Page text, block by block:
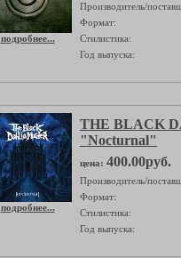
подробнее...
Производитель/
Формат:
Стилистика:
Год выпуска:
подробнее...
THE BLACK
"Nocturnal"
цена: 400.00руб.
Производитель/
Формат:
Стилистика:
Год выпуска: